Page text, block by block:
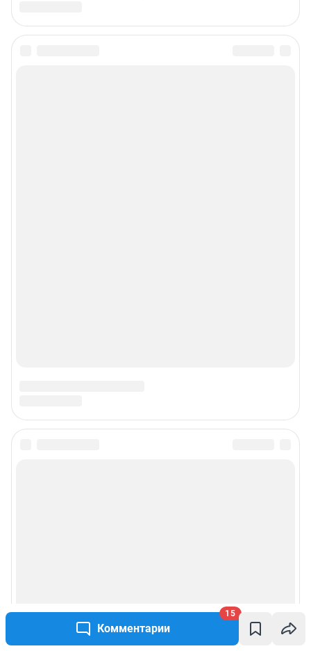
Комментарии
15